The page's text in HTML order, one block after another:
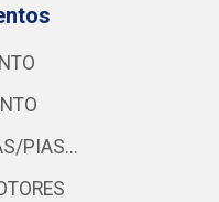
PIAS...